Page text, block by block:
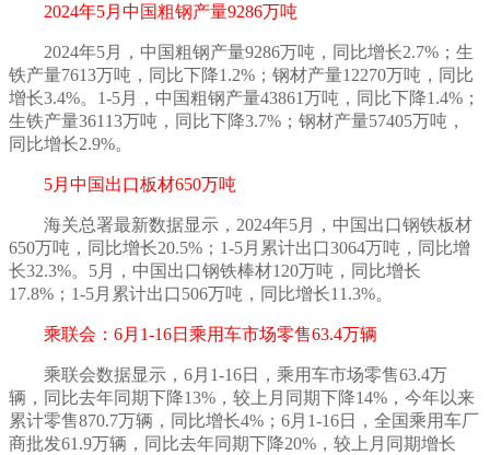
2024年5月中国粗钢产量9286万吨
2024年5月，中国粗钢产量9286万吨，同比增长2.7%；生
铁产量7613万吨，同比下降1.2%；钢材产量12270万吨，同比
增长3.4%。1-5月，中国粗钢产量43861万吨，同比下降1.4%；
生铁产量36113万吨，同比下降3.7%；钢材产量57405万吨，
同比增长2.9%。
5月中国出口板材650万吨
海关总署最新数据显示， 2024年5月，中国出口钢铁板材
650万吨，同比增长20.5%；1-5月累计出口3064万吨，同比增
长32.3%。5月，中国出口钢铁棒材120万吨，同比增长
17.8%；1-5月累计出口506万吨，同比增长11.3%。
乘联会： 6月1-16日乘用车市场零售63.4万辆
乘联会数据显示， 6月1-16日，乘用车市场零售63.4万
辆，同比去年同期下降13%，较上月同期下降14%，今年以来
累计零售870.7万辆，同比增长4%；6月1-16日，全国乘用车厂
商批发61.9万辆，同比去年同期下降20%，较上月同期增长